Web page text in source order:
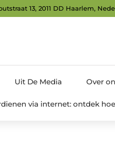
13, 2011 DD Haarlem,
Uit De Media Over
via internet: ontdek